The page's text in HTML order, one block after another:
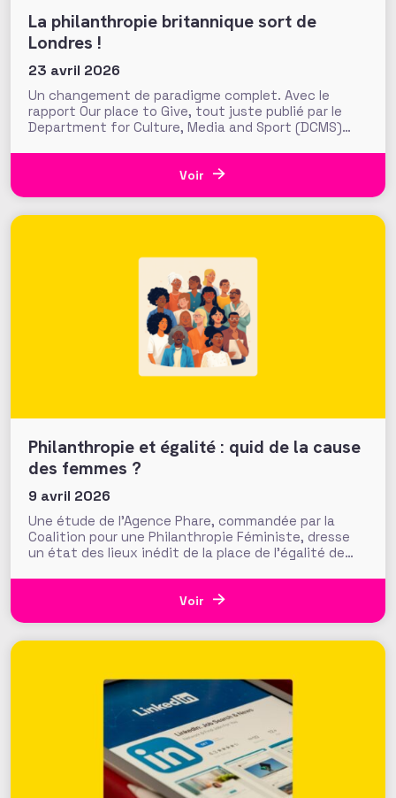
La philanthropie britannique sort de
Londres !
23 avril 2026
Un changement de paradigme complet. Avec le
rapport Our place to Give, tout juste publié par le
Department for Culture, Media and Sport (DCMS)
d’une nouvelle ambition publique pour la
philanthropie au Royaume-Uni. Objectif : « sortir la
Voir
Philanthropie et égalité : quid de la cause
des femmes ?
9 avril 2026
Une étude de l’Agence Phare, commandée par la
Coalition pour une Philanthropie Féministe, dresse
un état des lieux inédit de la place de l’égalité de
24 mars dernier lors d’une journée d’échanges à la
Fondation de France, les résultats invitent à
Voir